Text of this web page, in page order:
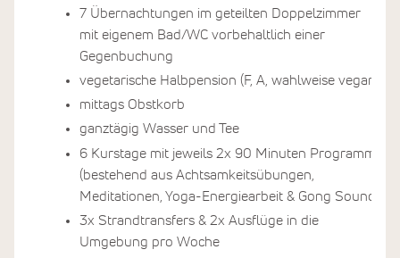
7 Übernachtungen im geteilten Doppelzimmer
mit eigenem Bad/WC vorbehaltlich einer
Gegenbuchung
vegetarische Halbpension (F, A, wahlweise vegan)
mittags Obstkorb
ganztägig Wasser und Tee
6 Kurstage mit jeweils 2x 90 Minuten Programm
(bestehend aus Achtsamkeitsübungen,
Meditationen, Yoga-Energiearbeit & Gong Sound)
3x Strandtransfers & 2x Ausflüge in die
Umgebung pro Woche